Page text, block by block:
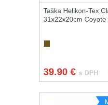
Čepice, kukly,
24
Chrániče sluchu
Ostatní50
Taška Helikon-Tex
31x22x20cm Coyote
39.90 € s DPH